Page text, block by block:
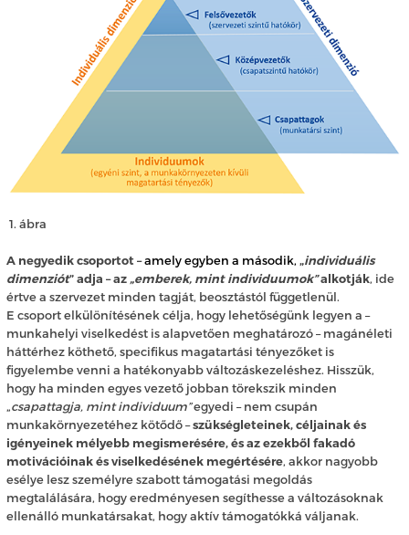
ábra
A negyedik csoportot –amely egyben a második, „individuális
dimenziót” adja – az „emberek, mint individuumok”alkotják, ide
értve a szervezet minden tagját, beosztástól függetlenül.
E csoport elkülönítésének célja, hogy lehetőségünk legyen a –
munkahelyi viselkedést is alapvetően meghatározó – magánéleti
háttérhez köthető, specifikus magatartási tényezőket is
figyelembe venni a hatékonyabb változáskezeléshez. Hisszük,
hogy ha minden egyes vezető jobban törekszik minden
„csapattagja, mint individuum”egyedi – nem csupán
munkakörnyezetéhez kötődő –szükségleteinek, céljainak és
igényeinek mélyebb megismerésére, és az ezekből fakadó
motivációinak és viselkedésének megértésére, akkor nagyobb
esélye lesz személyre szabott támogatási megoldás
megtalálására, hogy eredményesen segíthesse a változásoknak
ellenálló munkatársakat, hogy aktív támogatókká váljanak.